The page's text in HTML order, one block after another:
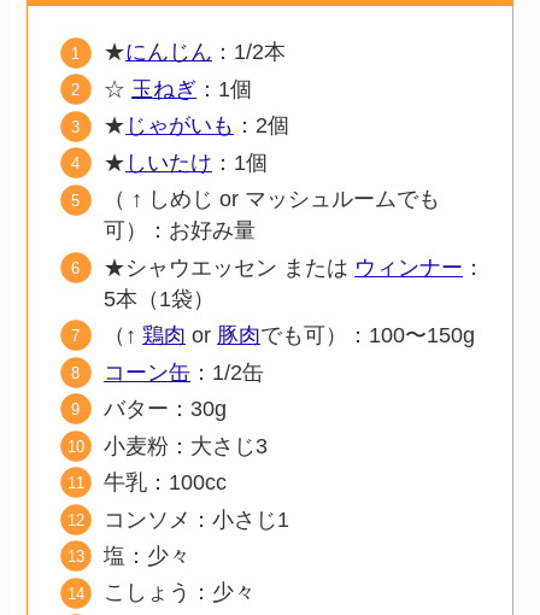
★にんじん ：1/2本
☆ 玉ねぎ ：1個
★ じゃがいも ：2個
★ しいたけ ：1個
（ ↑ しめじ or マッシュルームでも
可）：お好み量
★シャウエッセン または ウィンナー ：
5本（1袋）
（↑鶏肉 or 豚肉でも可）：100〜150g
コーン缶 ：1/2缶
バター：30g
小麦粉：大さじ3
牛乳：100cc
コンソメ：小さじ1
塩：少々
こしょう：少々